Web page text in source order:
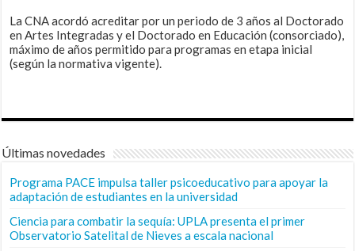
La CNA acordó acreditar por un periodo de 3 años al Doctorado
en Artes Integradas y el Doctorado en Educación (consorciado),
máximo de años permitido para programas en etapa inicial
(según la normativa vigente).
Últimas novedades
Programa PACE impulsa taller psicoeducativo para apoyar la
adaptación de estudiantes en la universidad
Ciencia para combatir la sequía: UPLA presenta el primer
Observatorio Satelital de Nieves a escala nacional